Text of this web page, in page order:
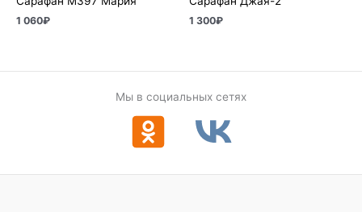
1 060₽ 1 300₽
Мы в социальных сетях